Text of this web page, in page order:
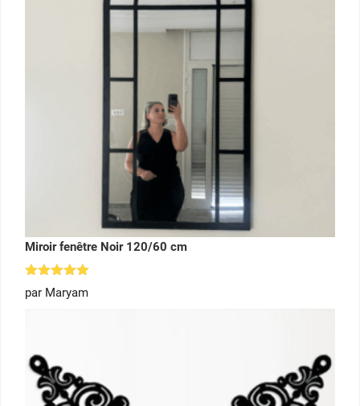
Miroir fenêtre Noir 120/60 cm
Note
sur 5
par Maryam